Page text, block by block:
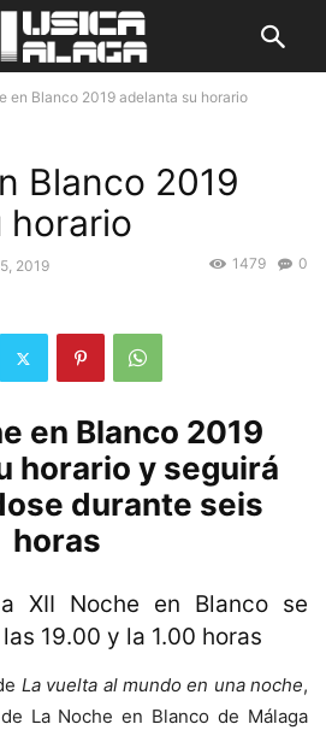
en Blanco 2019 adelanta su horario
Blanco 2019
horario
2019 0
1479
en Blanco 2019
horario y seguirá
durante seis
horas
XII Noche en Blanco se
19.00 y la 1.00 horas
La vuelta al mundo en una noche,
La Noche en Blanco de Málaga